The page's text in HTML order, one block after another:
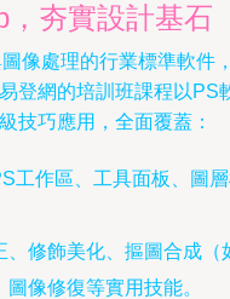
夯實設計基石
像處理的行業標準軟件
登網的培訓班課程以PS
技巧應用，全面覆蓋：
工作區、工具面板、圖
、修飾美化、摳圖合成（
像修復等實用技能。